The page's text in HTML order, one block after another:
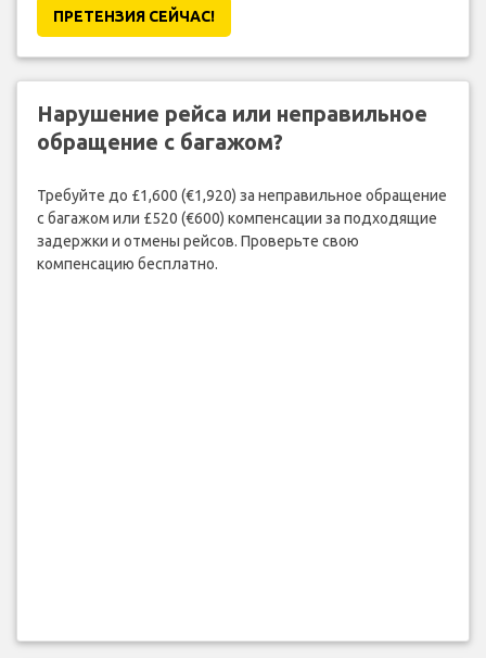
ПРЕТЕНЗИЯ CЕЙЧАС!
Нарушение рейса или неправильное
обращение с багажом?
Требуйте до £1,600 (€1,920) за неправильное обращение
с багажом или £520 (€600) компенсации за подходящие
задержки и отмены рейсов. Проверьте свою
компенсацию бесплатно.